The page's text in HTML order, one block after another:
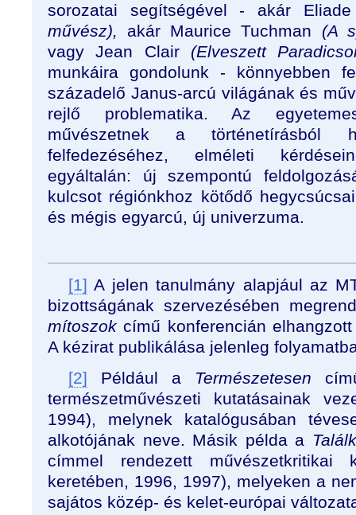
sorozatai segítségével - akár
művész), akár Maurice Tuchman (A
vagy Jean Clair (Elveszett
munkáira gondolunk - könnyebben
századelő Janus-arcú világának és
rejlő problematika. Az
művészetnek a történetírásból
felfedezéséhez, elméleti
egyáltalán: új szempontú
kulcsot régiónkhoz kötődő
és mégis egyarcú, új univerzuma.
[1] A jelen tanulmány alapjául az
bizottságának szervezésében
mítoszok című konferencián
A kézirat publikálása jelenleg
[2] Például a Természetesen
természetművészeti kutatásainak
1994), melynek katalógusában
alkotójának neve. Másik példa a
címmel rendezett művészetkritikai
keretében, 1996, 1997), melyeken a
sajátos közép- és kelet-európai